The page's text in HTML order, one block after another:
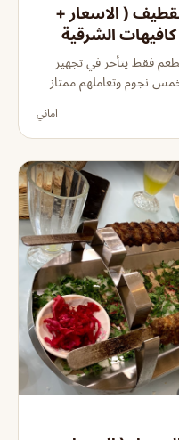
( الاسعار +
الشرقية
فقط يتأخر في تجهيز
نجوم وتعاملهم ممتاز
اماني